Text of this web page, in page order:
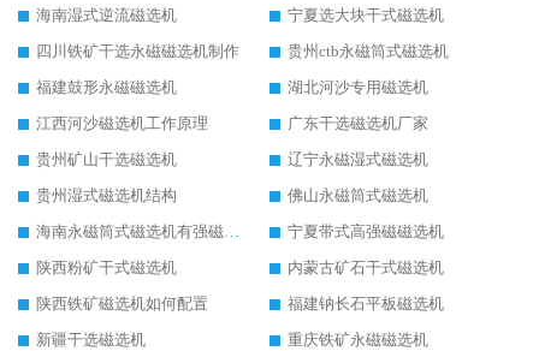
海南湿式逆流磁选机
宁夏选大块干式磁选机
四川铁矿干选永磁磁选机制作
贵州ctb永磁筒式磁选机
福建鼓形永磁磁选机
湖北河沙专用磁选机
江西河沙磁选机工作原理
广东干选磁选机厂家
贵州矿山干选磁选机
辽宁永磁湿式磁选机
贵州湿式磁选机结构
佛山永磁筒式磁选机
海南永磁筒式磁选机有强磁的吗
宁夏带式高强磁磁选机
陕西粉矿干式磁选机
内蒙古矿石干式磁选机
陕西铁矿磁选机如何配置
福建钠长石平板磁选机
新疆干选磁选机
重庆铁矿永磁磁选机